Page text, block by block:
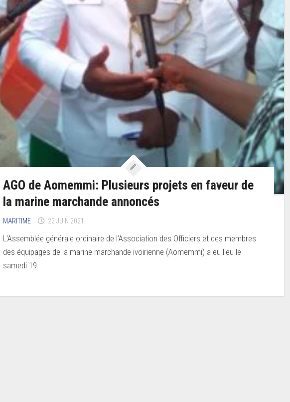
AGO de Aomemmi: Plusieurs projets en faveur de
la marine marchande annoncés
MARITIME 22 JUIN 2021
L’Assemblée générale ordinaire de l’Association des Officiers et des membres
des équipages de la marine marchande ivoirienne (Aomemmi) a eu lieu le
samedi 19...